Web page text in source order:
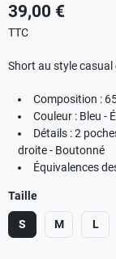
39,00 €
TTC
Short au style casual
Composition :
Couleur : Bleu -
Détails : 2
droite - Boutonné
Équivalences
Taille
S M L